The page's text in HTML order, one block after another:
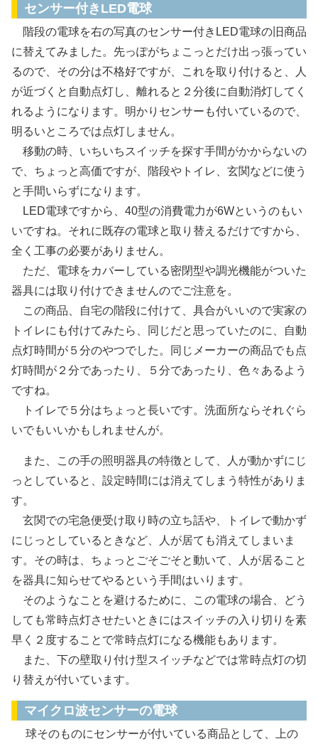
センサー付きLED電球
階段の電球を右の写真のセンサー付きLED電球の旧商品
に替えてみました。先っぽがちょこっとだけ出っ張ってい
るので、その分は不格好ですが、これを取り付けると、人
が近づくと自動点灯し、離れると２分後に自動消灯してく
れるようになります。明かりセンサーも付いているので、
明るいところでは点灯しません。
移動の時、いちいちスイッチを探す手間がかからないの
で、ちょっと高価ですが、階段やトイレ、玄関などに使う
と手間いらずになります。
LED電球ですから、40型の消費電力が6Wというのもい
いですね。それに既存の電球と取り替えるだけですから、
全く工事の必要がありません。
ただ、電球をカバーしている密閉型や調光機能がついた
器具には取り付けできませんのでご注意を。
この商品、自宅の階段に付けて、具合がいいので実家の
トイレにも付けてみたら、同じだと思っていたのに、自動
点灯時間が５分のやつでした。同じメーカーの商品でも点
灯時間が２分であったり、５分であったり、色々あるよう
ですね。
トイレで５分はちょっと長いです。洗面所ならそれぐら
いでもいいかもしれませんが。
また、この手の照明器具の特徴として、人が動かずにじ
っとしていると、設定時間には消えてしまう特性がありま
す。
玄関での宅急便受け取り時の立ち話や、トイレで動かず
にじっとしているときなど、人が居ても消えてしまいま
す。その時は、ちょっとごそごそと動いて、人が居ること
を器具に知らせてやるという手間はいります。
そのようなことを避けるために、この電球の場合、どう
しても常時点灯させたいときにはスイッチの入り切りを素
早く２度することで常時点灯になる機能もあります。
また、下の壁取り付け型スイッチなどでは常時点灯の切
り替えが付いています。
マイクロ波センサーの電球
球そのものにセンサーが付いている商品として、上の